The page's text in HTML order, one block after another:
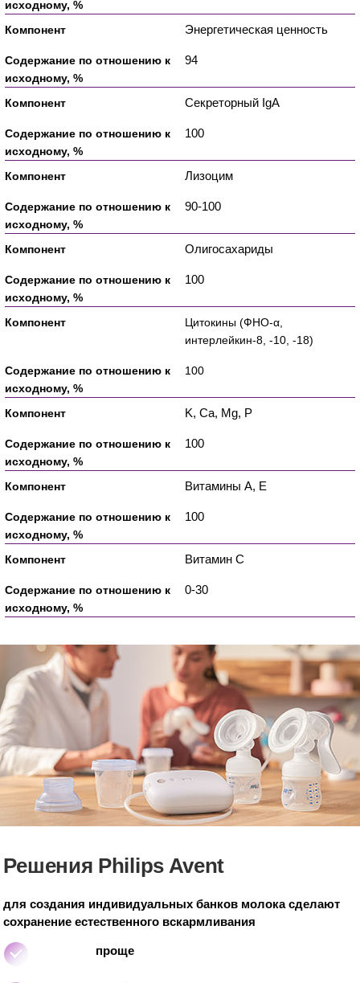
Энергетическая ценность
94
Секреторный IgA
100
Лизоцим
90-100
Олигосахариды
100
Цитокины (ФНО-α,
интерлейкин-8, -10, -18)
100
K, Ca, Mg, P
100
Витамины А, Е
100
Витамин С
0-30
Решения Philips Avent
для создания индивидуальных банков молока сделают
сохранение естественного вскармливания
проще